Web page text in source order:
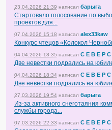
23.04.2026 21:39 написал барыга
Стартовало голосование по
проектов для...
07.04.2026 15:18 написал alex33kaw
Конкурс чтецов «Колокол
04.04.2026 18:35 написал С Е В Е Р С
Две невестки подрались на
04.04.2026 18:34 написал С Е В Е Р С
Две невестки подрались на
27.03.2026 19:54 написал барыга
Из-за активного снеготаяния
службы города...
07.03.2026 22:33 написал С Е В Е Р С